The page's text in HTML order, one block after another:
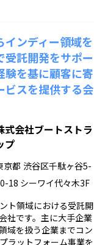
インディー領域を
受託開発をサポー
験を基に顧客に寄
ビスを提供する会
式会社ブートストラ
プ
京都 渋谷区千駄ヶ谷5-
18 シーワイ代々木3F
ト領域における受託開
社です。主に大手企業
域を扱う企業までコン
ラットフォーム事業を